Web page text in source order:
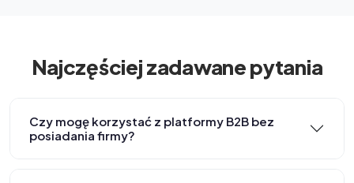
Najczęściej zadawane pytania
Czy mogę korzystać z platformy B2B bez
posiadania firmy?